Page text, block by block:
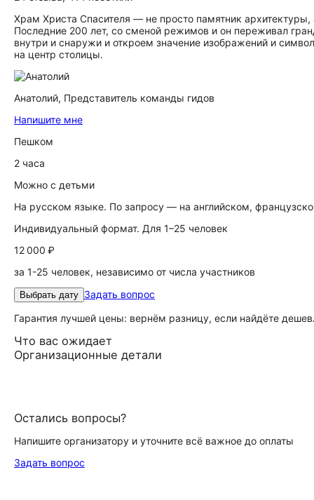
Храм Христа Спасителя — не просто памятник
Последние 200 лет, со сменой режимов и он переживал
внутри и снаружи и откроем значение изображений и
на центр столицы.
Анатолий, Представитель команды гидов
Напишите мне
Пешком
2 часа
Можно с детьми
На русском языке. По запросу — на английском,
Индивидуальный формат. Для 1–25 человек
12 000 ₽
за 1-25 человек, независимо от числа участников
Выбрать дату Задать вопрос
Гарантия лучшей цены: вернём разницу, если найдёте
Что вас ожидает
Организационные детали
Остались вопросы?
Напишите организатору и уточните всё важное до оплаты
Задать вопрос